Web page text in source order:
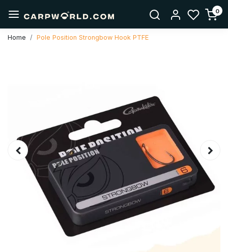
0
Home Pole Position Strongbow Hook PTFE